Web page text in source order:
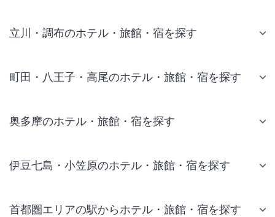
立川・調布のホテル・旅館・宿を探す
町田・八王子・高尾のホテル・旅館・宿を探す
奥多摩のホテル・旅館・宿を探す
伊豆七島・小笠原のホテル・旅館・宿を探す
首都圏エリアの駅からホテル・旅館・宿を探す